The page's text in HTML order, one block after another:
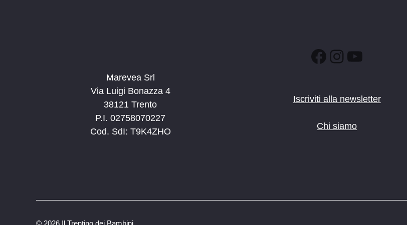
Marevea Srl
Via Luigi Bonazza 4
38121 Trento
P.I. 02758070227
Cod. SdI: T9K4ZHO
Facebook
Instagram
YouTube
Iscriviti alla newsletter
Chi siamo